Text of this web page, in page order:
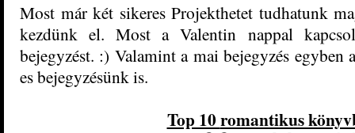
Most már két sikeres Projekthetet tudhatunk
kezdünk el. Most a Valentin nappal
bejegyzést. :) Valamint a mai bejegyzés egyben
es bejegyzésünk is.
Top 10romantikus